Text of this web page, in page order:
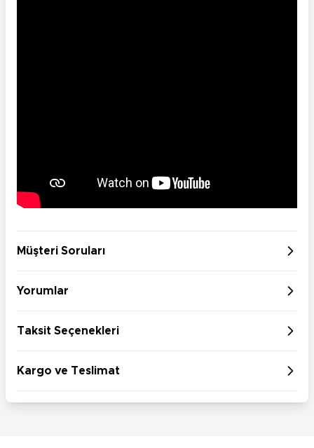
Müşteri Soruları
Yorumlar
Taksit Seçenekleri
Kargo ve Teslimat